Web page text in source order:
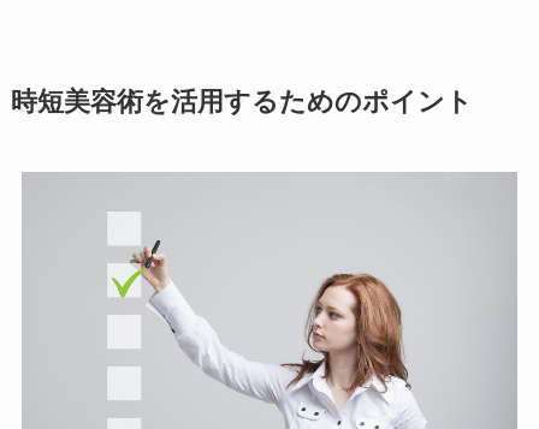
時短美容術を活用するためのポイント